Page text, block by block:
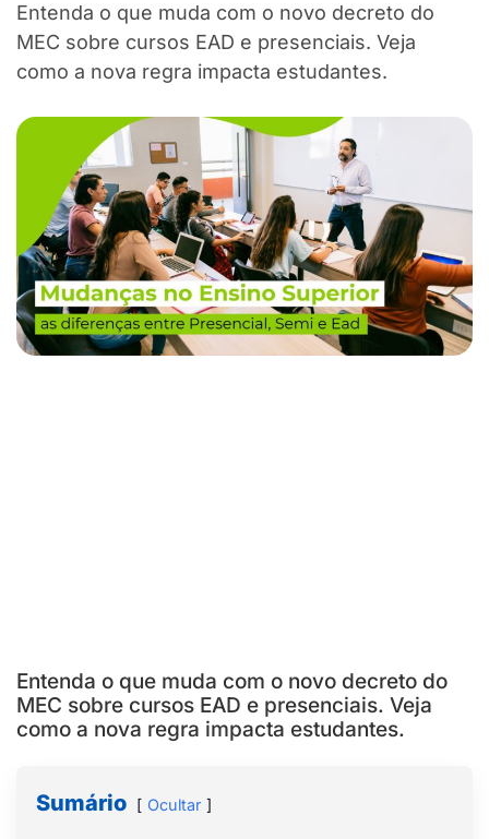
Entenda o que muda com o novo decreto do
MEC sobre cursos EAD e presenciais. Veja
como a nova regra impacta estudantes.
Entenda o que muda com o novo decreto do
MEC sobre cursos EAD e presenciais. Veja
como a nova regra impacta estudantes.
Sumário Ocultar